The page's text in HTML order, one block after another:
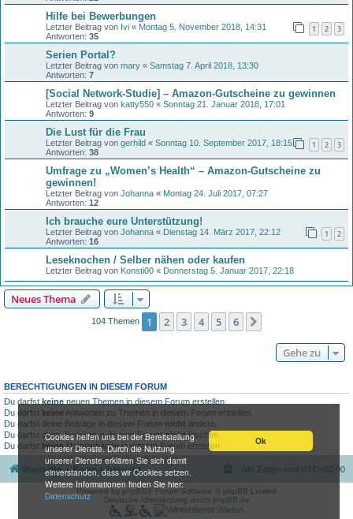
Ok
Cookies helfen uns bei der Bereitstellung
unserer Dienste. Durch die Nutzung
unserer Dienste erklären Sie sich damit
einverstanden, dass wir Cookies setzen.
Weitere Informationen finden Sie hier:
Datenschutz
Hilfe bei Bewerbungen
Letzter Beitrag von Ivi « Montag 5. November 2018, 14:31
Antworten: 35
1 2 3
Serien Portal?
Letzter Beitrag von mary « Samstag 7. April 2018, 13:30
Antworten: 7
[Social Network-Studie] – Amazon-Gutscheine zu gewinnen
Letzter Beitrag von katty550 « Sonntag 21. Januar 2018, 17:01
Antworten: 9
Die Lust für die Frau
Letzter Beitrag von gerhild « Sonntag 10. September 2017, 18:15
Antworten: 38
1 2 3
Umfrage zu „Women’s Health“ – Amazon-Gutscheine zu
gewinnen!
Letzter Beitrag von Johanna « Montag 24. Juli 2017, 07:27
Antworten: 12
Ich brauche eure Unterstützung!
Letzter Beitrag von Johanna « Dienstag 14. März 2017, 22:12
Antworten: 16
1 2
Leseknochen / Selber nähen oder kaufen
Letzter Beitrag von Konsti00 « Donnerstag 5. Januar 2017, 22:18
Neues Thema
104 Themen 1 2 3 4 5 6
Gehe zu
BERECHTIGUNGEN IN DIESEM FORUM
Du darfst keine neuen Themen in diesem Forum erstellen.
Du darfst keine Antworten zu Themen in diesem Forum erstellen.
Du darfst deine Beiträge in diesem Forum nicht ändern.
Du darfst deine Beiträge in diesem Forumnichtlöschen.
Du darfst keineDateianhänge in diesem Forum erstellen.
Startseite Foren-Übersicht Alle Zeiten sind UTC+02:00
Powered by phpBB ® Forum Software © phpBB Limited
Deutsche Übersetzung durch phpBB.de